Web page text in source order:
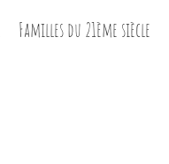
Familles du 21ème siècle